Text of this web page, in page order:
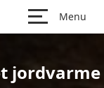
Menu
jordvarme